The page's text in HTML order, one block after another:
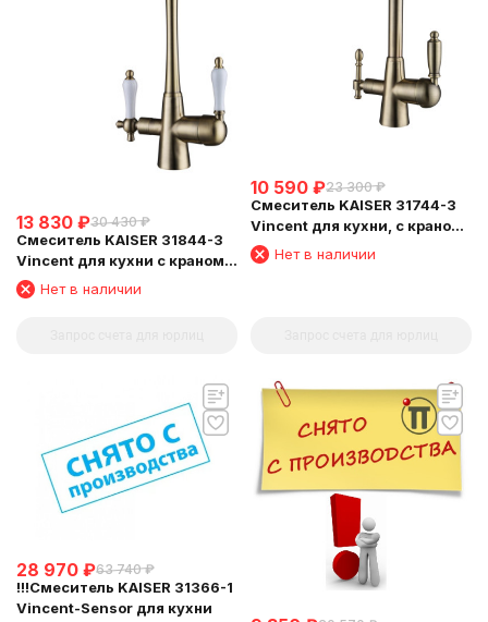
13 830 ₽30 430 ₽
Смеситель KAISER 31844-3
Vincent для кухни с краном
для питьевой воды
Нет в наличии
10 590 ₽23 300 ₽
Смеситель KAISER 31744-3
Vincent для кухни, с краном
для питьевой воды,
бронзовый
Нет в наличии
28 970 ₽63 740 ₽
!!!Смеситель KAISER 31366-1
Vincent-Sensor для кухни